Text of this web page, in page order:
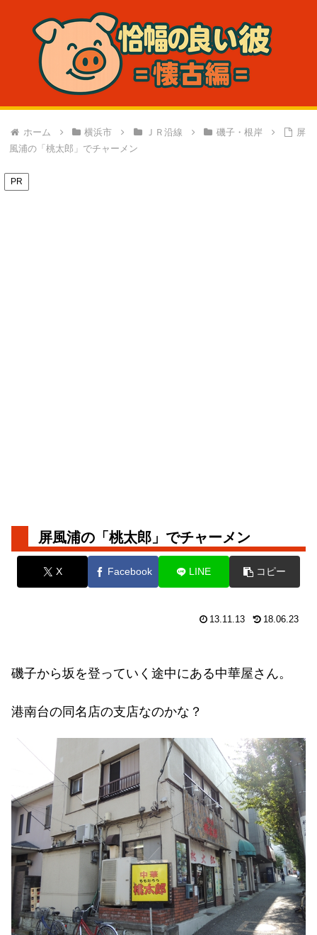
ホーム 横浜市 ＪＲ沿線 磯子・根岸
屏
風浦の「桃太郎」でチャーメン
PR
屏風浦の「桃太郎」でチャーメン
X Facebook LINE コピー
13.11.13 18.06.23
磯子から坂を登っていく途中にある中華屋さん。
港南台の同名店の支店なのかな？